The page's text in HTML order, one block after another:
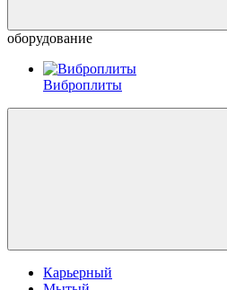
оборудование
Виброплиты
Карьерный